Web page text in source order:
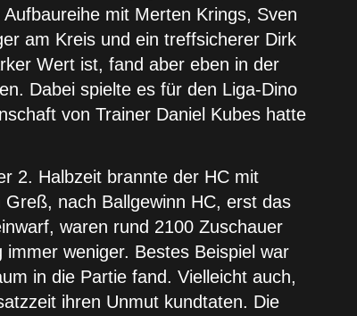
mit Merten Krings, Sven
am Kreis und ein treffsicherer Dirk
Wert ist, fand aber eben in der
Dabei spielte es für den Liga-Dino
von Trainer Daniel Kubes hatte
2. Halbzeit brannte der HC mit
nach Ballgewinn HC, erst das
waren rund 2100 Zuschauer
weniger. Bestes Beispiel war
in die Partie fand. Vielleicht auch,
ihren Unmut kundtaten. Die